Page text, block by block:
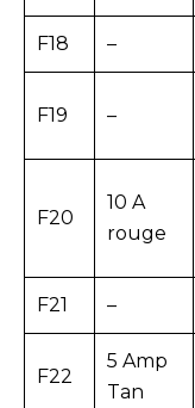
F18 –
F19 –
F20
10 A
rouge
F21 –
F22
5 Amp
Tan